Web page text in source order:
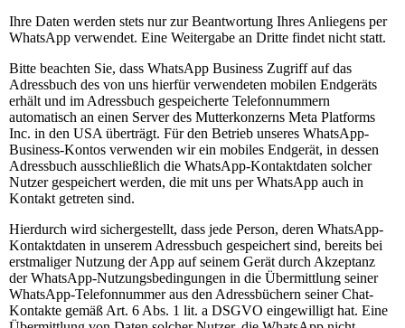
Ihre Daten werden stets nur zur Beantwortung Ihres Anliegens per
WhatsApp verwendet. Eine Weitergabe an Dritte findet nicht statt.
Bitte beachten Sie, dass WhatsApp Business Zugriff auf das
Adressbuch des von uns hierfür verwendeten mobilen Endgeräts
erhält und im Adressbuch gespeicherte Telefonnummern
automatisch an einen Server des Mutterkonzerns Meta Platforms
Inc. in den USA überträgt. Für den Betrieb unseres WhatsApp-
Business-Kontos verwenden wir ein mobiles Endgerät, in dessen
Adressbuch ausschließlich die WhatsApp-Kontaktdaten solcher
Nutzer gespeichert werden, die mit uns per WhatsApp auch in
Kontakt getreten sind.
Hierdurch wird sichergestellt, dass jede Person, deren WhatsApp-
Kontaktdaten in unserem Adressbuch gespeichert sind, bereits bei
erstmaliger Nutzung der App auf seinem Gerät durch Akzeptanz
der WhatsApp-Nutzungsbedingungen in die Übermittlung seiner
WhatsApp-Telefonnummer aus den Adressbüchern seiner Chat-
Kontakte gemäß Art. 6 Abs. 1 lit. a DSGVO eingewilligt hat. Eine